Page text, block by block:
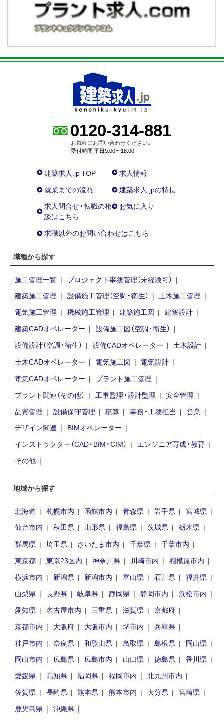
0120-314-881
お気軽にお問い合わせください。
受付時間 平日9:00〜18:00
建築求人.jp TOP
求人情報
就業までの流れ
建築求人.jpの特長
求人問合せ・転職の相
談はこちら
お気に入り
求職以外のお問い合わせはこちら
職種から探す
施工管理一覧
プロジェクト事務管理（未経験可）
建築施工管理
設備施工管理（空調・衛生）
土木施工管理
電気施工管理
機械施工管理 建築施工図
建築設計
建築CADオペレーター
設備施工図（空調・衛生）
設備設計（空調・衛生）
設備CADオペレーター
土木設計
土木CADオペレーター
電気施工図
電気設計
電気CADオペレーター
プラント施工管理
プラント関連（その他）
工事監理・設計監理
安全管理
品質管理
設備保守管理 積算 事務・工務担当
営業
デザイン関連
BIMオペレーター
インストラクター（CAD・BIM・CIM）
エンジニア育成・教育
その他
地域から探す
北海道 札幌市内 函館市内 青森県 岩手県
宮城県
仙台市内
秋田県 山形県 福島県 茨城県
栃木県
群馬県
埼玉県 さいたま市内 千葉県
千葉市内
東京都
東京23区内 神奈川県 川崎市内
相模原市内
横浜市内
新潟県 新潟市内 富山県 石川県
福井県
山梨県
長野県 岐阜県 静岡県 静岡市内
浜松市内
愛知県
名古屋市内 三重県 滋賀県
京都府
京都市内
大阪府 大阪市内 堺市内
兵庫県
神戸市内
奈良県 和歌山県 鳥取県 島根県
岡山県
岡山市内
広島県 広島市内 山口県 徳島県
香川県
愛媛県
高知県 福岡県 福岡市内
北九州市内
佐賀県
長崎県 熊本県 熊本市内 大分県
宮崎県
鹿児島県
沖縄県